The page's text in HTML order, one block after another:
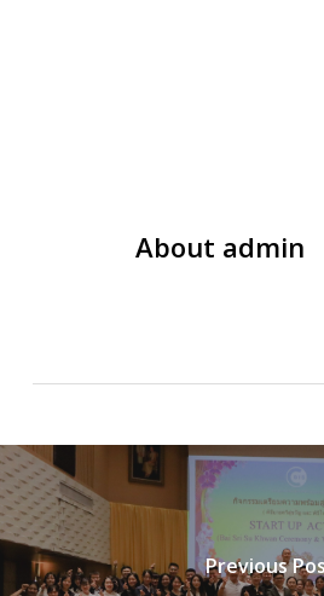
About admin
Previous